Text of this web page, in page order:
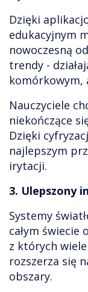
Dzięki
edukacyjnym
nowoczesną
trendy -
komórkowym,
Nauczyciele
niekończące
Dzięki
najlepszym
irytacji.
3. Ulepszony
Systemy
całym
z których
rozszerza się
obszary.